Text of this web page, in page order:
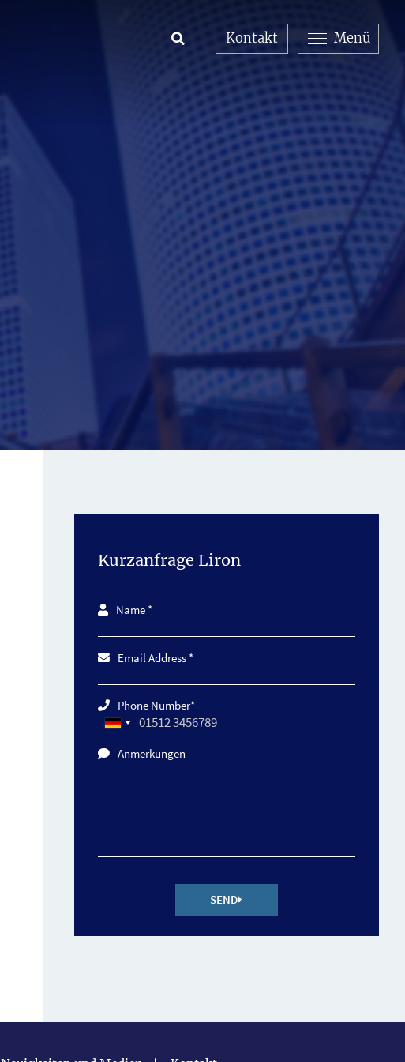
Menü
Kontakt
Open Search
Kurzanfrage Liron
Name *
Email Address *
Phone Number*
Anmerkungen
SEND